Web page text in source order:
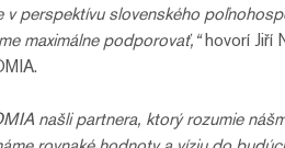
v perspektívu slovenského
maximálne podporovať,“hovorí Jiří
našli partnera, ktorý rozumie